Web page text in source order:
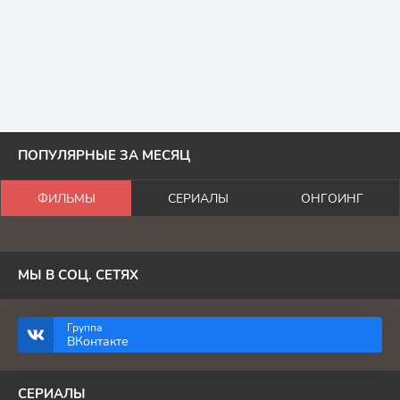
ПОПУЛЯРНЫЕ ЗА МЕСЯЦ
ФИЛЬМЫ СЕРИАЛЫ ОНГОИНГ
МЫ В СОЦ. СЕТЯХ
Группа
ВКонтакте
СЕРИАЛЫ